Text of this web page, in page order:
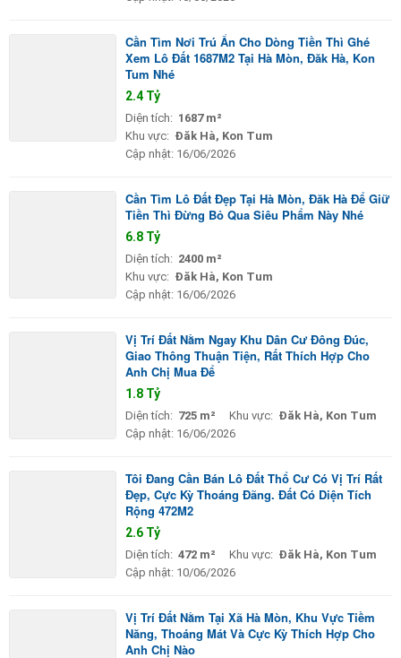
Cần Tìm Nơi Trú Ẩn Cho Dòng Tiền Thì Ghé
Xem Lô Đất 1687M2 Tại Hà Mòn, Đăk Hà, Kon
Tum Nhé
2.4 Tỷ
Diện tích: 1687 m²
Khu vực: Đăk Hà, Kon Tum
Cập nhật: 16/06/2026
Cần Tìm Lô Đất Đẹp Tại Hà Mòn, Đăk Hà Để Giữ
Tiền Thì Đừng Bỏ Qua Siêu Phẩm Này Nhé
6.8 Tỷ
Diện tích: 2400 m²
Khu vực: Đăk Hà, Kon Tum
Cập nhật: 16/06/2026
Vị Trí Đất Nằm Ngay Khu Dân Cư Đông Đúc,
Giao Thông Thuận Tiện, Rất Thích Hợp Cho
Anh Chị Mua Để
1.8 Tỷ
Diện tích: 725 m² Khu vực: Đăk Hà, Kon Tum
Cập nhật: 16/06/2026
Tôi Đang Cần Bán Lô Đất Thổ Cư Có Vị Trí Rất
Đẹp, Cực Kỳ Thoáng Đãng. Đất Có Diện Tích
Rộng 472M2
2.6 Tỷ
Diện tích: 472 m² Khu vực: Đăk Hà, Kon Tum
Cập nhật: 10/06/2026
Vị Trí Đất Nằm Tại Xã Hà Mòn, Khu Vực Tiềm
Năng, Thoáng Mát Và Cực Kỳ Thích Hợp Cho
Anh Chị Nào